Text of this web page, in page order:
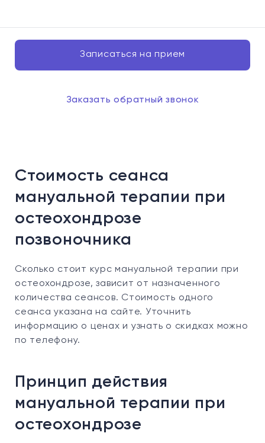
Записаться на прием
Заказать обратный звонок
Стоимость сеанса
мануальной терапии при
остеохондрозе
позвоночника
Сколько стоит курс мануальной терапии при
остеохондрозе, зависит от назначенного
количества сеансов. Стоимость одного
сеанса указана на сайте. Уточнить
информацию о ценах и узнать о скидках можно
по телефону.
Принцип действия
мануальной терапии при
остеохондрозе